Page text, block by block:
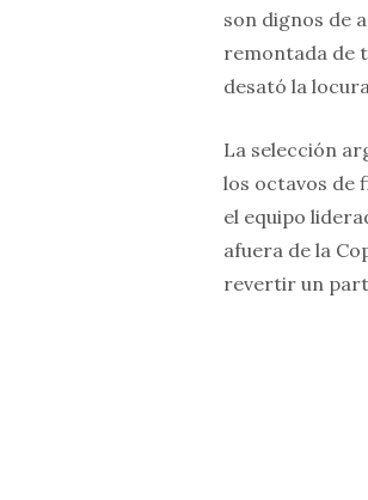
son dignos de
remontada de
desató la
La selección
los octavos de
el equipo
afuera de la
revertir un